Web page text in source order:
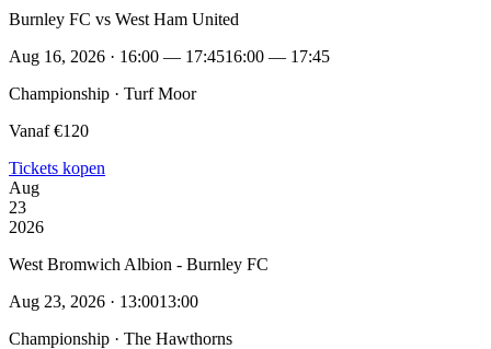
Burnley FC vs West Ham United
Aug 16, 2026 · 16:00 — 17:4516:00 — 17:45
Championship · Turf Moor
Vanaf €120
Tickets kopen
Aug
23
2026
West Bromwich Albion - Burnley FC
Aug 23, 2026 · 13:0013:00
Championship · The Hawthorns